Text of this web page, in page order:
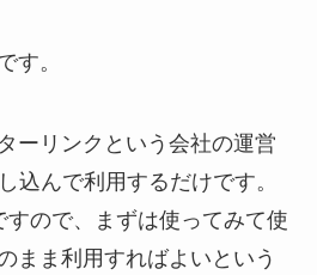
す。
ーリンクという会社の運営
込んで利用するだけです。
すので、まずは使ってみて使
まま利用すればよいという